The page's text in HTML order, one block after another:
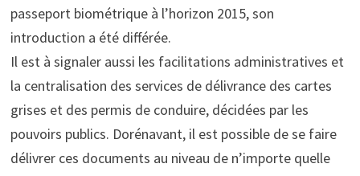
passeport biométrique à l’horizon 2015, son
introduction a été différée.
Il est à signaler aussi les facilitations administratives et
la centralisation des services de délivrance des cartes
grises et des permis de conduire, décidées par les
pouvoirs publics. Dorénavant, il est possible de se faire
délivrer ces documents au niveau de n’importe quelle